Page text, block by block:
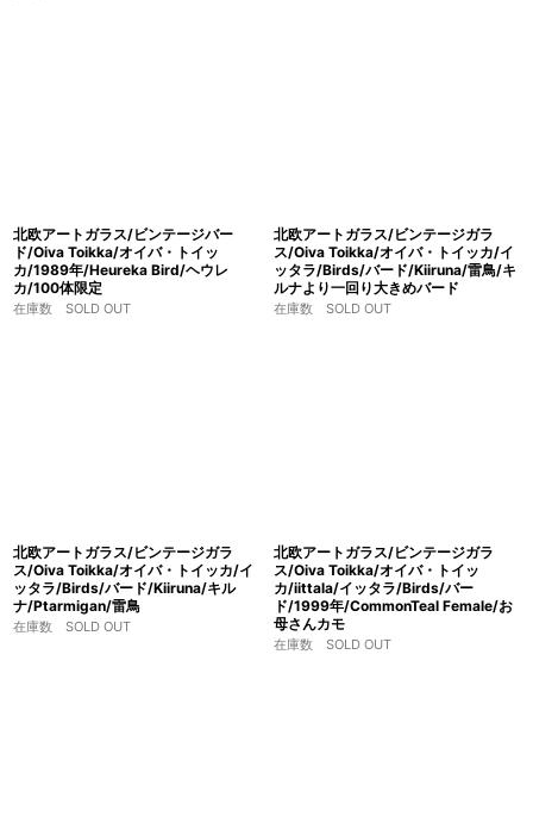
北欧アートガラス/ビンテージバー
ド/Oiva Toikka/オイバ・トイッ
カ/1989年/Heureka Bird/ヘウレ
カ/100体限定
在庫数 SOLD OUT
北欧アートガラス/ビンテージガラ
ス/Oiva Toikka/オイバ・トイッカ/イ
ッタラ/Birds/バード/Kiiruna/雷鳥/キ
ルナより一回り大きめバード
在庫数 SOLD OUT
北欧アートガラス/ビンテージガラ
ス/Oiva Toikka/オイバ・トイッカ/イ
ッタラ/Birds/バード/Kiiruna/キル
ナ/Ptarmigan/雷鳥
在庫数 SOLD OUT
北欧アートガラス/ビンテージガラ
ス/Oiva Toikka/オイバ・トイッ
カ/iittala/イッタラ/Birds/バー
ド/1999年/CommonTeal Female/お
母さんカモ
在庫数 SOLD OUT